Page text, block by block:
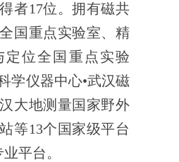
者17位。拥有磁共
国重点实验室、精
定位全国重点实验
学仪器中心•武汉磁
大地测量国家野外
等13个国家级平台
平台。